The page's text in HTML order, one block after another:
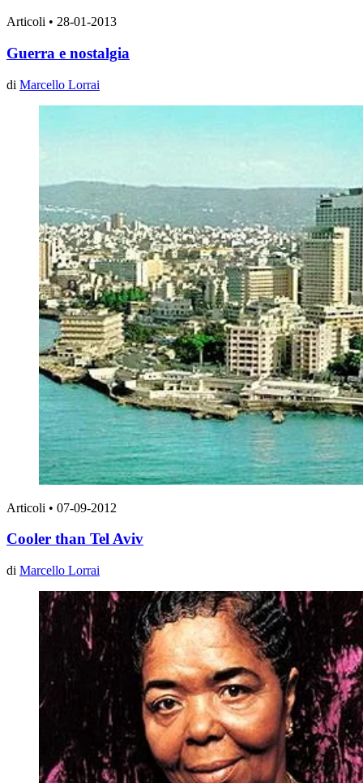
Articoli • 28-01-2013
Guerra e nostalgia
di Marcello Lorrai
Articoli • 07-09-2012
Cooler than Tel Aviv
di Marcello Lorrai